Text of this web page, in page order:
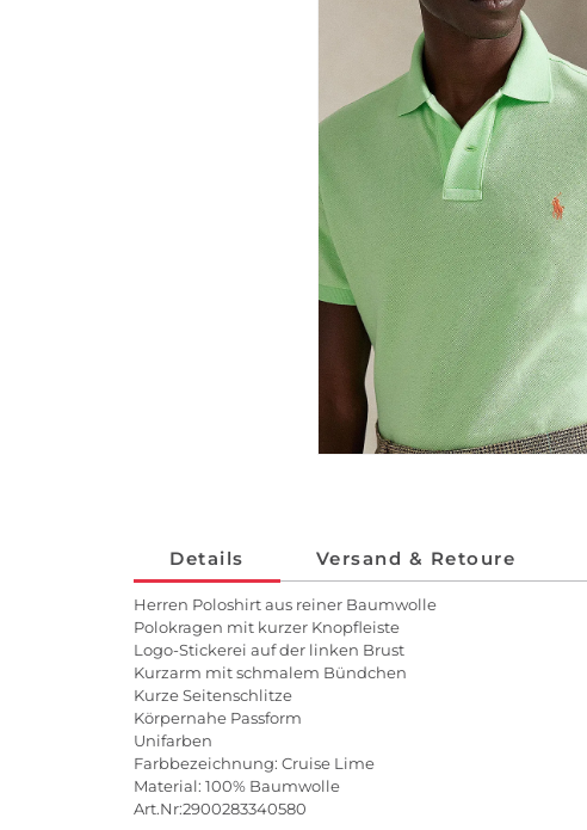
Details Versand & Retoure
Herren Poloshirt aus reiner Baumwolle
Polokragen mit kurzer Knopfleiste
Logo-Stickerei auf der linken Brust
Kurzarm mit schmalem Bündchen
Kurze Seitenschlitze
Körpernahe Passform
Unifarben
Farbbezeichnung: Cruise Lime
Material: 100% Baumwolle
Art.Nr:2900283340580